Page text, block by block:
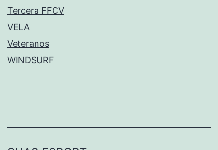
Tercera FFCV
VELA
Veteranos
WINDSURF